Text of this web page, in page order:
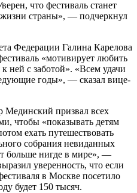
что фестиваль станет
страны», — подчеркнул
Федерации Галина Карелова
«мотивирует любить
ней с заботой». «Всем удачи
годы», — сказал вице-
Мединский призвал всех
чтобы «показывать детям
ехать путешествовать
собрания невиданных
больше нигде в мире», —
уверенность, что если
в Москве посетило
будет 150 тысяч.